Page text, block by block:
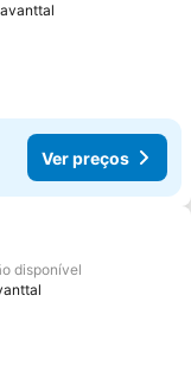
Ver preços
favoritos
disponível